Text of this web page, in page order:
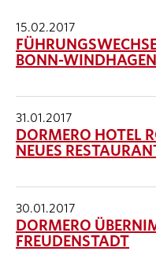
15.02.2017
BONN-WINDHAGEN
31.01.2017
DORMERO HOTEL
NEUES
30.01.2017
DORMERO
FREUDENSTADT